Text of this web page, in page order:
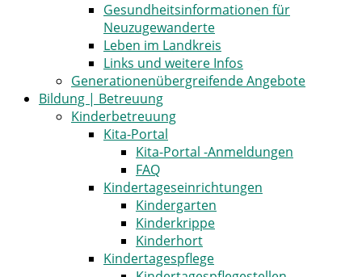
Gesundheitsinformationen für
Neuzugewanderte
Leben im Landkreis
Links und weitere Infos
Generationenübergreifende Angebote
Bildung | Betreuung
Kinderbetreuung
Kita-Portal
Kita-Portal -Anmeldungen
FAQ
Kindertageseinrichtungen
Kindergarten
Kinderkrippe
Kinderhort
Kindertagespflege